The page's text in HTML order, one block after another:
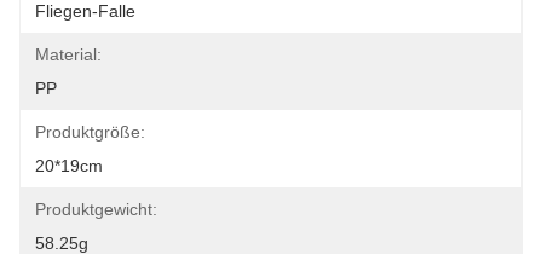
Fliegen-Falle
Material:
PP
Produktgröße:
20*19cm
Produktgewicht:
58.25g